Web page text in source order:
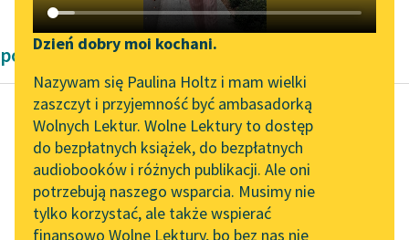
Katalog DAISY
Podkasty o książkach
Zgłoś brak utworu
Aktualności
„Prokurator Alicja Horn”
do słuchania
Byliśmy częścią AI Impact
Lab
Zapraszamy na spotkanie
Narzędzia
Mapa Wolnych Lektur
Leśmianator
Przewodnik dla piszących i
czytających
Dzień dobry moi kochani.
Nazywam się Paulina Holtz i mam wielki
zaszczyt i przyjemność być ambasadorką
Wolnych Lektur. Wolne Lektury to dostęp
do bezpłatnych książek, do bezpłatnych
audiobooków i różnych publikacji. Ale oni
potrzebują naszego wsparcia. Musimy nie
tylko korzystać, ale także wspierać
finansowo Wolne Lektury, bo bez nas nie
powieści obyczajowe Zofii Urbanowskiej
Zofia Urbanowska
Księżniczka
— U moich rodziców